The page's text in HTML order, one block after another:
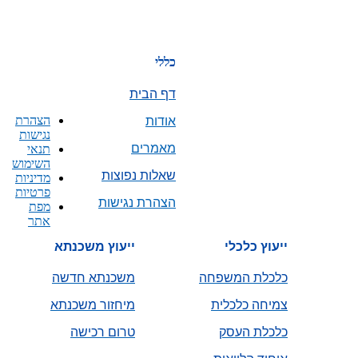
כללי
דף הבית
אודות
מאמרים
שאלות נפוצות
הצהרת נגישות
ייעוץ כלכלי
כלכלת המשפחה
צמיחה כלכלית
כלכלת העסק
ייעוץ משכנתא
משכנתא חדשה
מיחזור משכנתא
טרום רכישה
הצהרת
נגישות
תנאי
השימוש
מדיניות
פרטיות
מפת
אתר